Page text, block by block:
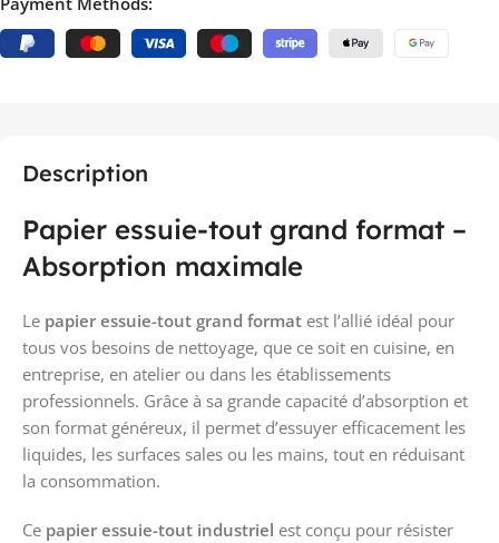
Description
Papier essuie-tout grand format –
Absorption maximale
Le papier essuie-tout grand format est l’allié idéal pour
tous vos besoins de nettoyage, que ce soit en cuisine, en
entreprise, en atelier ou dans les établissements
professionnels. Grâce à sa grande capacité d’absorption et
son format généreux, il permet d’essuyer efficacement les
liquides, les surfaces sales ou les mains, tout en réduisant
la consommation.
Ce papier essuie-tout industriel est conçu pour résister